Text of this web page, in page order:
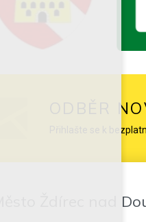
ODBĚR
Přihlašte se k
Město Ždírec nad